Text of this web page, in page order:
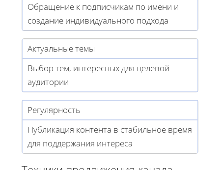
Обращение к подписчикам по имени и
создание индивидуального подхода
Актуальные темы
Выбор тем, интересных для целевой
аудитории
Регулярность
Публикация контента в стабильное время
для поддержания интереса